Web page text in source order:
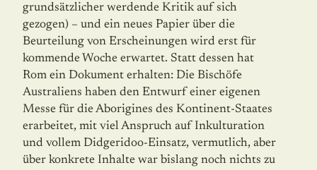
grundsätzlicher werdende Kritik auf sich
gezogen) – und ein neues Papier über die
Beurteilung von Erscheinungen wird erst für
kommende Woche erwartet. Statt dessen hat
Rom ein Dokument erhalten: Die Bischöfe
Australiens haben den Entwurf einer eigenen
Messe für die Aborigines des Kontinent-Staates
erarbeitet, mit viel Anspruch auf Inkulturation
und vollem Didgeridoo-Einsatz, vermutlich, aber
über konkrete Inhalte war bislang noch nichts zu